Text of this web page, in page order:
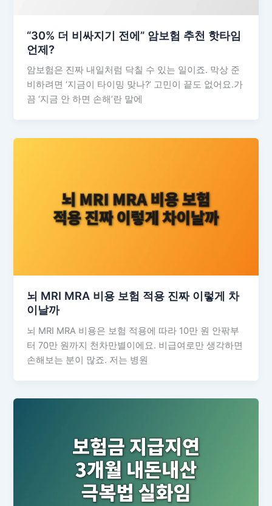
“30% 더 비싸지기 전에” 암보험 추천 핫타임
언제?
암보험은 진짜 내일처럼 닥칠 수 있는 일이죠. 막상 준
비하려면 ‘지금이 타이밍 맞나?’ 고민이 끝도 없어요.가
끔 ‘지금 안 하면 손해’란 말에
뇌 MRI MRA 비용 보험 적용 진짜 이렇게 차
이날까
뇌 MRI MRA 비용은 보험 적용에 따라 10만 원 안팎부
터 70만 원까지 천차만별이에요. 비급여로만 생각하면
손해보는 분이 많죠. 저는 병원